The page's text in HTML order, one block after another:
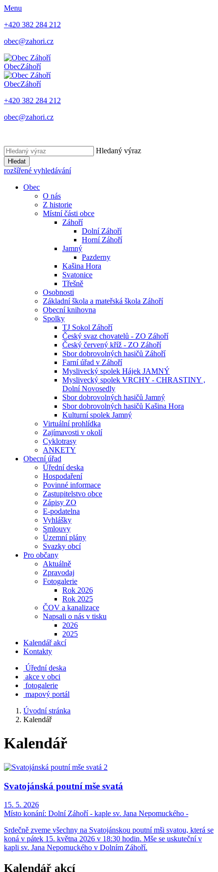
Menu
+420 382 284 212
obec@zahori.cz
ObecZáhoří
ObecZáhoří
+420 382 284 212
obec@zahori.cz
Hledaný výraz
Hledat
rozšířené vyhledávání
Obec
O nás
Z historie
Místní části obce
Záhoří
Dolní Záhoří
Horní Záhoří
Jamný
Pazderny
Kašina Hora
Svatonice
Třešně
Osobnosti
Základní škola a mateřská škola Záhoří
Obecní knihovna
Spolky
TJ Sokol Záhoří
Český svaz chovatelů - ZO Záhoří
Český červený kříž - ZO Záhoří
Sbor dobrovolných hasičů Záhoří
Farní úřad v Záhoří
Myslivecký spolek Hájek JAMNÝ
Myslivecký spolek VRCHY - CHRASTINY ,
Dolní Novosedly
Sbor dobrovolných hasičů Jamný
Sbor dobrovolných hasičů Kašina Hora
Kulturní spolek Jamný
Virtuální prohlídka
Zajímavosti v okolí
Cyklotrasy
ANKETY
Obecní úřad
Úřední deska
Hospodaření
Povinné informace
Zastupitelstvo obce
Zápisy ZO
E-podatelna
Vyhlášky
Smlouvy
Územní plány
Svazky obcí
Pro občany
Aktuálně
Zpravodaj
Fotogalerie
Rok 2026
Rok 2025
ČOV a kanalizace
Napsali o nás v tisku
2026
2025
Kalendář akcí
Kontakty
Úřední deska
akce v obci
fotogalerie
mapový portál
Úvodní stránka
Kalendář
Kalendář
Svatojánská poutní mše svatá
15. 5. 2026
Místo konání: Dolní Záhoří - kaple sv. Jana Nepomuckého -
Srdečně zveme všechny na Svatojánskou poutní mši svatou, která se
koná v pátek 15. května 2026 v 18:30 hodin. Mše se uskuteční v
kapli sv. Jana Nepomuckého v Dolním Záhoří.
Kalendář akcí